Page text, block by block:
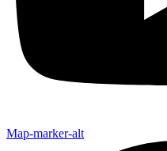
Map-marker-alt